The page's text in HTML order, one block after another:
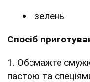
зелень
Спосіб
1. Обсмажте
пастою та